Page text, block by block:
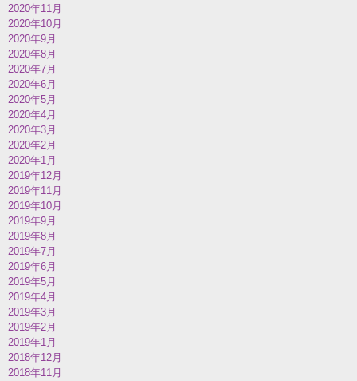
2020年11月
2020年10月
2020年9月
2020年8月
2020年7月
2020年6月
2020年5月
2020年4月
2020年3月
2020年2月
2020年1月
2019年12月
2019年11月
2019年10月
2019年9月
2019年8月
2019年7月
2019年6月
2019年5月
2019年4月
2019年3月
2019年2月
2019年1月
2018年12月
2018年11月